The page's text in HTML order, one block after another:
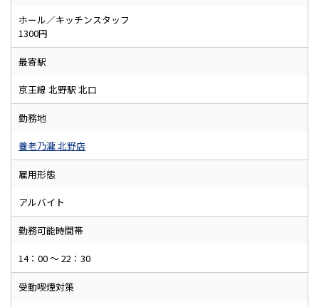
ホール／キッチンスタッフ
1300円
最寄駅
京王線 北野駅 北口
勤務地
養老乃瀧 北野店
雇用形態
アルバイト
勤務可能時間帯
14：00 ～ 22：30
受動喫煙対策